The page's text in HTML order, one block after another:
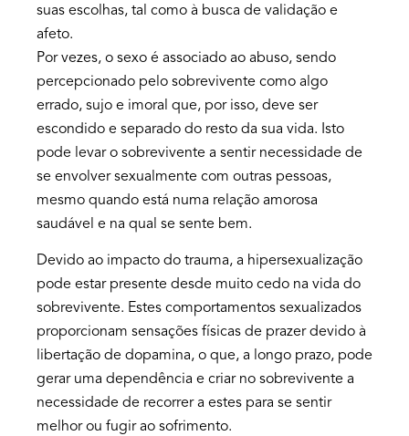
suas escolhas, tal como à busca de validação e
afeto.
Por vezes, o sexo é associado ao abuso, sendo
percepcionado pelo sobrevivente como algo
errado, sujo e imoral que, por isso, deve ser
escondido e separado do resto da sua vida. Isto
pode levar o sobrevivente a sentir necessidade de
se envolver sexualmente com outras pessoas,
mesmo quando está numa relação amorosa
saudável e na qual se sente bem.
Devido ao impacto do trauma, a hipersexualização
pode estar presente desde muito cedo na vida do
sobrevivente. Estes comportamentos sexualizados
proporcionam sensações físicas de prazer devido à
libertação de dopamina, o que, a longo prazo, pode
gerar uma dependência e criar no sobrevivente a
necessidade de recorrer a estes para se sentir
melhor ou fugir ao sofrimento.